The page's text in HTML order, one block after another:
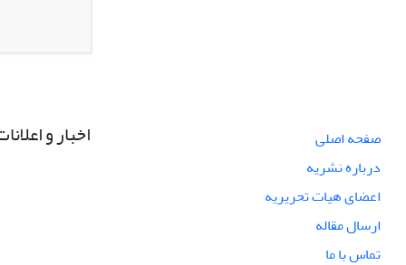
صفحه اصلی
درباره نشریه
اعضای هیات تحریریه
ارسال مقاله
تماس با ما
اخبار و